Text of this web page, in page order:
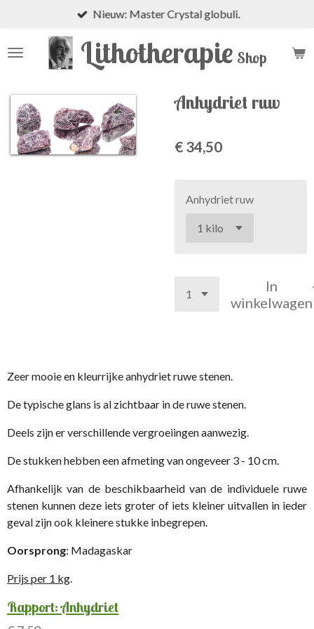
naar
Lithotherapie Shop
Nieuw: Master Crystal globuli.
Anhydriet ruw
€ 34,50
Anhydriet ruw
In
winkelwagen
Zeer mooie en kleurrijke anhydriet ruwe stenen.
De typische glans is al zichtbaar in de ruwe stenen.
Deels zijn er verschillende vergroeiingen aanwezig.
De stukken hebben een afmeting van ongeveer 3 - 10 cm.
Afhankelijk van de beschikbaarheid van de individuele ruwe
stenen kunnen deze iets groter of iets kleiner uitvallen in ieder
geval zijn ook kleinere stukke inbegrepen.
Oorsprong: Madagaskar
Prijs per 1 kg.
Rapport: Anhydriet